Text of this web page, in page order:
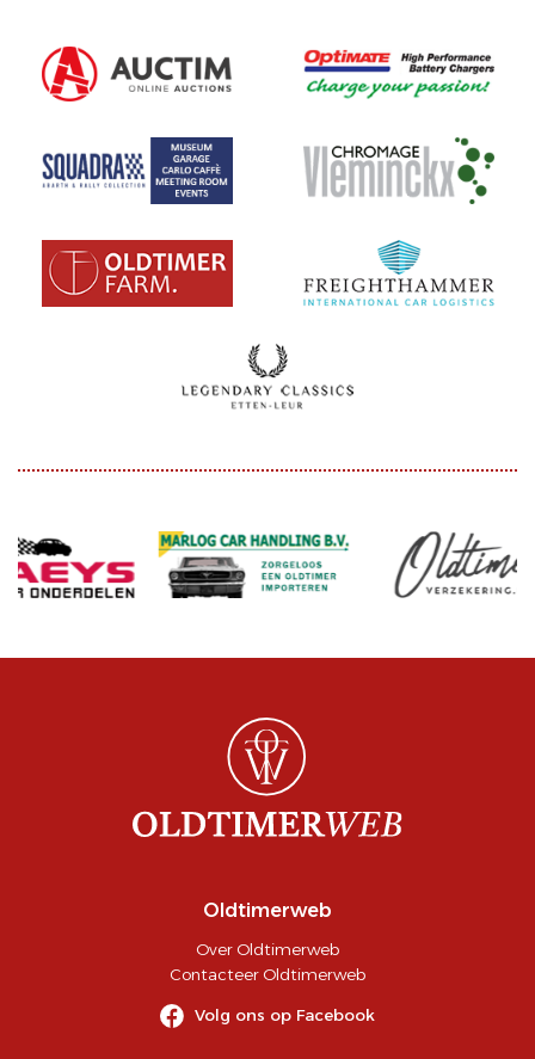
Oldtimerweb
Over Oldtimerweb
Contacteer Oldtimerweb
Volg ons op Facebook